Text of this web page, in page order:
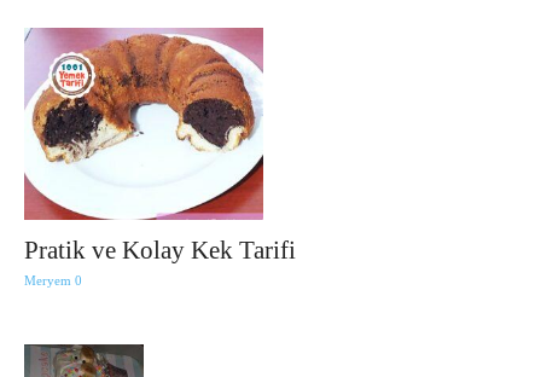
Pratik ve Kolay Kek Tarifi
Meryem 0